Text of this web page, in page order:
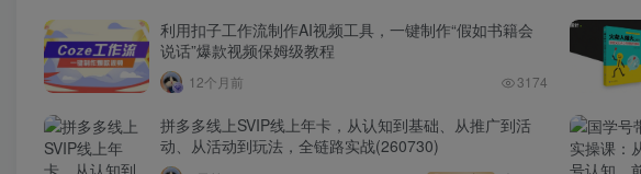
利用扣子工作流制作AI视频工具，一键制作“假如书籍会
说话”爆款视频保姆级教程
12个月前 3174
拼多多线上SVIP线上年卡，从认知到基础、从推广到活
动、从活动到玩法，全链路实战(260730)